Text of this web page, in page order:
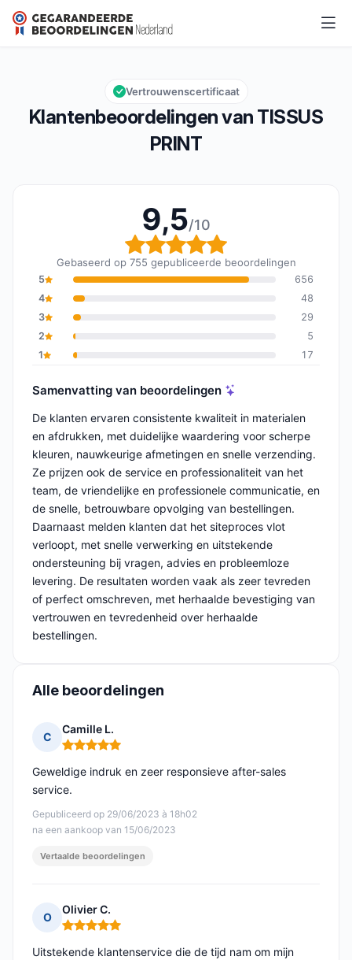
TISSUS PRINT
Algemene beoordeling: 9,5 van 10
9,5/10
Klantenbeoordelingen van TISSUS
PRINT
Vertrouwenscertificaat
9,5/10
Algemene beoordeling:
Gebaseerd op 755 gepubliceerde beoordelingen
5
656
4
48
3
29
2
5
1
17
Samenvatting van beoordelingen
De klanten ervaren consistente kwaliteit in materialen
en afdrukken, met duidelijke waardering voor scherpe
kleuren, nauwkeurige afmetingen en snelle verzending.
Ze prijzen ook de service en professionaliteit van het
team, de vriendelijke en professionele communicatie, en
de snelle, betrouwbare opvolging van bestellingen.
Daarnaast melden klanten dat het siteproces vlot
verloopt, met snelle verwerking en uitstekende
ondersteuning bij vragen, advies en probleemloze
levering. De resultaten worden vaak als zeer tevreden
of perfect omschreven, met herhaalde bevestiging van
vertrouwen en tevredenheid over herhaalde
bestellingen.
Alle beoordelingen
C
Camille L.
Opmerking: 5 van 5
Gepubliceerd op 29/06/2023 à 18h02
na een aankoop van 15/06/2023
Geweldige indruk en zeer responsieve after-sales
service.
Vertaalde beoordelingen
O
Olivier C.
Opmerking: 5 van 5
Uitstekende klantenservice die de tijd nam om mijn